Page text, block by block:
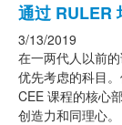
通过 RULER
3/13/2019
在一两代人以前
优先考虑的科目
CEE 课程的核心
创造力和同理心。